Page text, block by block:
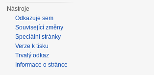
Nástroje
Odkazuje sem
Související změny
Speciální stránky
Verze k tisku
Trvalý odkaz
Informace o stránce